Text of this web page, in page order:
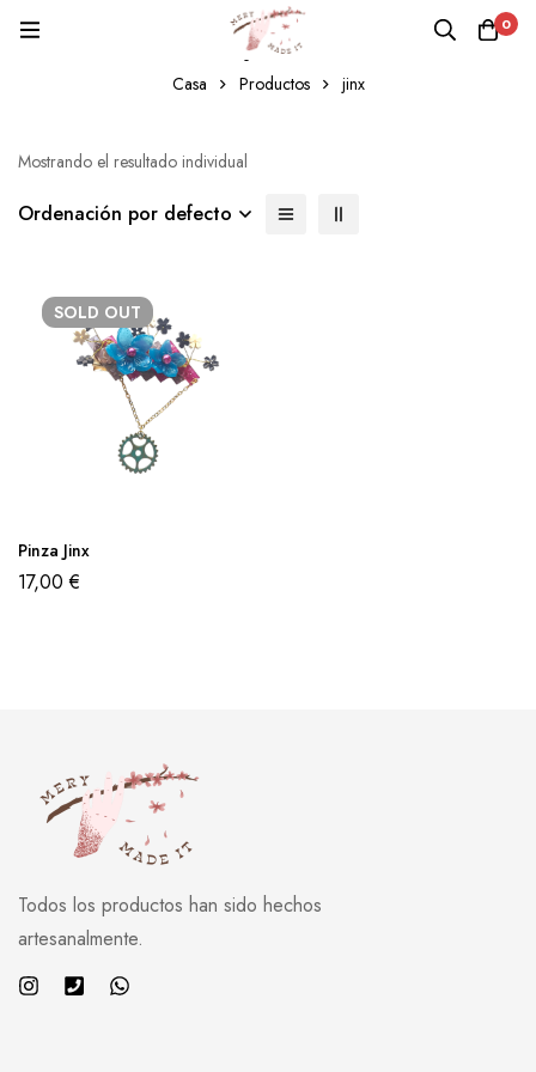
0
jinx
Casa Productos jinx
Mostrando el resultado individual
Ordenación por defecto
SOLD OUT
Pinza Jinx
17,00€
Todos los productos han sido hechos
artesanalmente.